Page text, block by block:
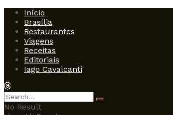
Início
Brasília
Restaurantes
Viagens
Receitas
Editoriais
Iago Cavalcanti
No Result